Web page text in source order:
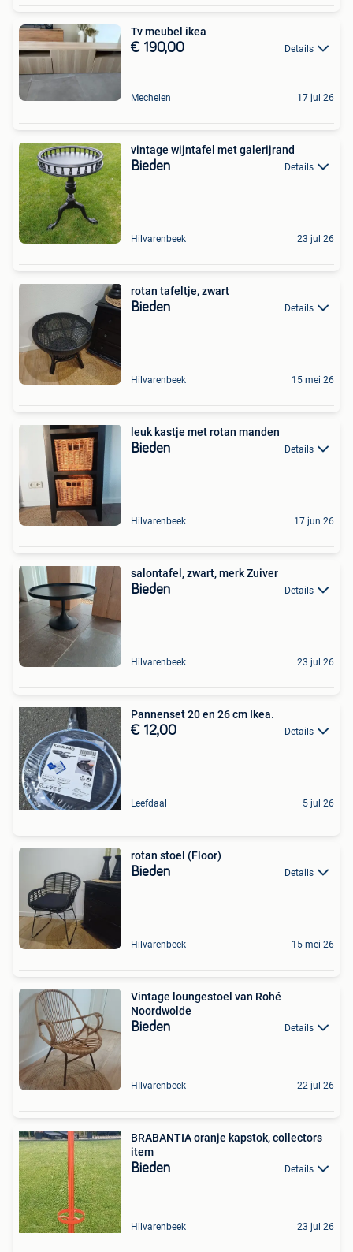
Tv meubel ikea
€ 190,00 Details
Mechelen 17 jul 26
vintage wijntafel met galerijrand
Bieden Details
Hilvarenbeek 23 jul 26
rotan tafeltje, zwart
Bieden Details
Hilvarenbeek 15 mei 26
leuk kastje met rotan manden
Bieden Details
Hilvarenbeek 17 jun 26
salontafel, zwart, merk Zuiver
Bieden Details
Hilvarenbeek 23 jul 26
Pannenset 20 en 26 cm Ikea.
€ 12,00 Details
Leefdaal 5 jul 26
rotan stoel (Floor)
Bieden Details
Hilvarenbeek 15 mei 26
Vintage loungestoel van Rohé
Noordwolde
Bieden Details
HIlvarenbeek 22 jul 26
BRABANTIA oranje kapstok, collectors
item
Bieden Details
Hilvarenbeek 23 jul 26